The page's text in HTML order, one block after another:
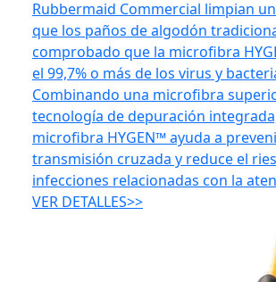
Rubbermaid Commercial limpian
que los paños de algodón
comprobado que la microfibra
el 99,7% o más de los virus y
Combinando una microfibra
tecnología de depuración
microfibra HYGEN™ ayuda a
transmisión cruzada y reduce el
infecciones relacionadas con la
VER DETALLES>>